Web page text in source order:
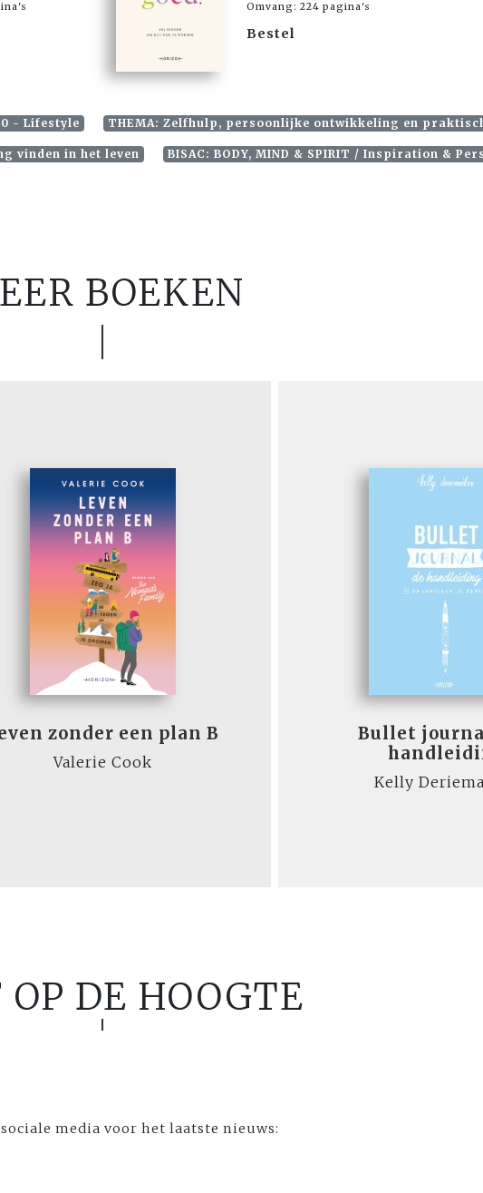
Omvang: 224 pagina's
Bestel
- Lifestyle THEMA: Zelfhulp, persoonlijke ontwikkeling en
vinden in het leven BISAC: BODY, MIND & SPIRIT / Inspiration &
BOEKEN
zonder een plan B
Valerie Cook
Bullet
Kelly
OP DE HOOGTE
media voor het laatste nieuws: